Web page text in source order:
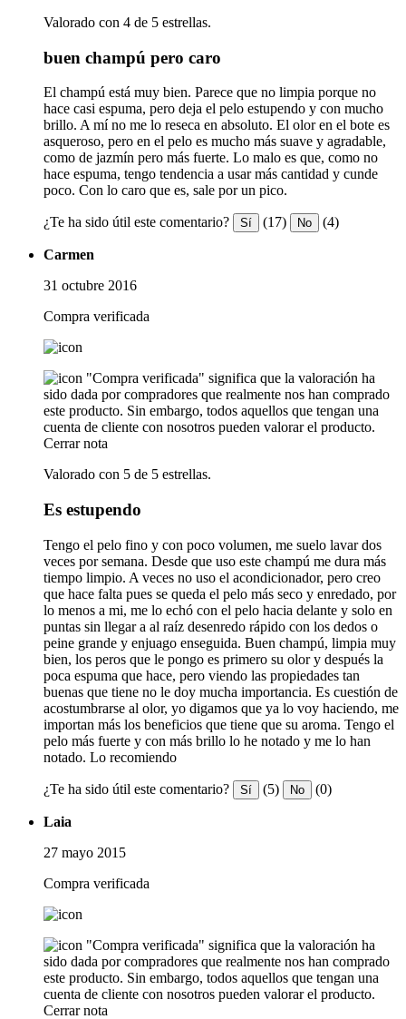
Valorado con 4 de 5 estrellas.
buen champú pero caro
El champú está muy bien. Parece que no limpia porque no
hace casi espuma, pero deja el pelo estupendo y con mucho
brillo. A mí no me lo reseca en absoluto. El olor en el bote es
asqueroso, pero en el pelo es mucho más suave y agradable,
como de jazmín pero más fuerte. Lo malo es que, como no
hace espuma, tengo tendencia a usar más cantidad y cunde
poco. Con lo caro que es, sale por un pico.
¿Te ha sido útil este comentario? Sí (17) No (4)
Carmen
31 octubre 2016
Compra verificada
"Compra verificada" significa que la valoración ha
sido dada por compradores que realmente nos han comprado
este producto. Sin embargo, todos aquellos que tengan una
cuenta de cliente con nosotros pueden valorar el producto.
Cerrar nota
Valorado con 5 de 5 estrellas.
Es estupendo
Tengo el pelo fino y con poco volumen, me suelo lavar dos
veces por semana. Desde que uso este champú me dura más
tiempo limpio. A veces no uso el acondicionador, pero creo
que hace falta pues se queda el pelo más seco y enredado, por
lo menos a mi, me lo echó con el pelo hacia delante y solo en
puntas sin llegar a al raíz desenredo rápido con los dedos o
peine grande y enjuago enseguida. Buen champú, limpia muy
bien, los peros que le pongo es primero su olor y después la
poca espuma que hace, pero viendo las propiedades tan
buenas que tiene no le doy mucha importancia. Es cuestión de
acostumbrarse al olor, yo digamos que ya lo voy haciendo, me
importan más los beneficios que tiene que su aroma. Tengo el
pelo más fuerte y con más brillo lo he notado y me lo han
notado. Lo recomiendo
¿Te ha sido útil este comentario? Sí (5) No (0)
Laia
27 mayo 2015
Compra verificada
"Compra verificada" significa que la valoración ha
sido dada por compradores que realmente nos han comprado
este producto. Sin embargo, todos aquellos que tengan una
cuenta de cliente con nosotros pueden valorar el producto.
Cerrar nota